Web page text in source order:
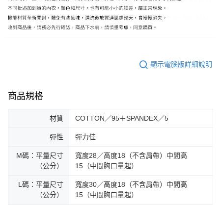
顯示電腦版詳細說明
商品規格
材質 COTTON／95＋SPANDEX／5
彈性 彈力佳
M碼：平量尺寸
（公分）
寬度28／高度18（不含肩帶）中間高
15（中間胸口量起）
L碼：平量尺寸
（公分）
寬度30／高度18（不含肩帶）中間高
15（中間胸口量起）